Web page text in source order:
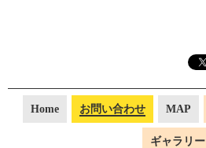
Home お問い合わせ MAP
ギャラリー